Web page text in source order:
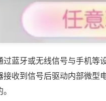
蓝牙或无线信号与手机等
收到信号后驱动内部微型